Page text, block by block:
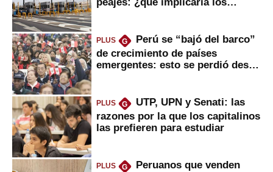
PLUS G
Perú se “bajó del barco”
de crecimiento de países
emergentes: esto se perdió desde
PLUS G
UTP, UPN y Senati: las
razones por la que los capitalinos
las prefieren para estudiar
PLUS G
Peruanos que venden